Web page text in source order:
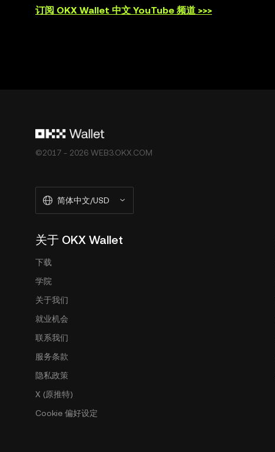
订阅 OKX Wallet 中文 YouTube 频道 >>>
©2017 - 2026 WEB3.OKX.COM
简体中文/USD
关于 OKX Wallet
下载
学院
关于我们
就业机会
联系我们
服务条款
隐私政策
X (原推特)
Cookie 偏好设定